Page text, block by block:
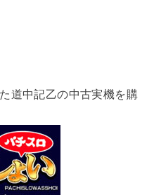
道中記乙の中古実機を購